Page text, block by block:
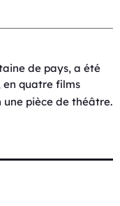
de pays, a été
en quatre films
une pièce de théâtre.